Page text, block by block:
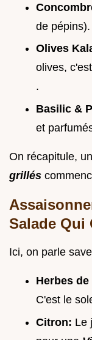
de pépins).
Olives
olives,
.
Basilic &
et
On récapitule,
grillés
Salade Qui
Ici, on parle
Herbes
C'est le
Citron: Le